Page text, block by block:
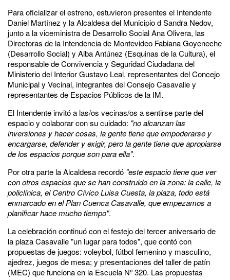
Para oficializar el estreno, estuvieron presentes el Intendente
Daniel Martínez y la Alcaldesa del Municipio d Sandra Nedov,
junto a la viceministra de Desarrollo Social Ana Olivera, las
Directoras de la Intendencia de Montevideo Fabiana Goyeneche
(Desarrollo Social) y Alba Antúnez (Esquinas de la Cultura), el
responsable de Convivencia y Seguridad Ciudadana del
Ministerio del Interior Gustavo Leal, representantes del Concejo
Municipal y Vecinal, integrantes del Consejo Casavalle y
representantes de Espacios Públicos de la IM.
El Intendente invitó a las/os vecinas/os a sentirse parte del
espacio y colaborar con su cuidado: "no alcanzan las
inversiones y hacer cosas, la gente tiene que empoderarse y
encargarse, defender y exigir, pero la gente tiene que apropiarse
de los espacios porque son para ella".
Por otra parte la Alcaldesa recordó "este espacio tiene que ver
con otros espacios que se han construido en la zona: la calle, la
policlínica, el Centro Cívico Luisa Cuesta, la plaza, todo está
enmarcado en el Plan Cuenca Casavalle, que empezamos a
planificar hace mucho tiempo".
La celebración continuó con el festejo del tercer aniversario de
la plaza Casavalle "un lugar para todos", que contó con
propuestas de juegos: voleybol, fútbol femenino y masculino,
ajedrez, juegos de mesa; y presentaciones del taller de patín
(MEC) que funciona en la Escuela Nº 320. Las propuestas